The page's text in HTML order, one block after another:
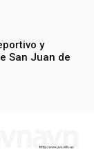
y
San Juan de